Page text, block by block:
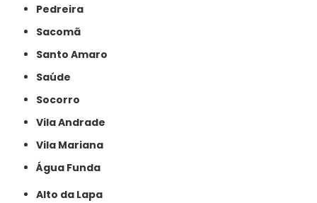
Pedreira
Sacomã
Santo Amaro
Saúde
Socorro
Vila Andrade
Vila Mariana
Água Funda
Alto da Lapa